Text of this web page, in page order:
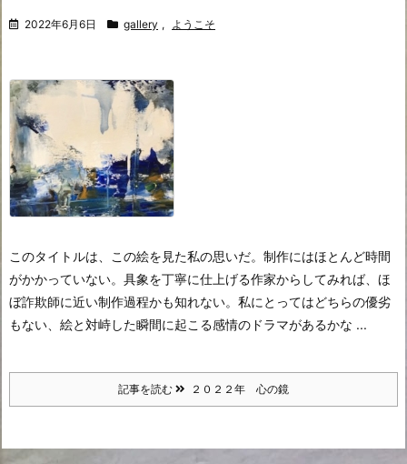
2022年6月6日 gallery , ようこそ
このタイトルは、この絵を見た私の思いだ。制作にはほとんど時間
がかかっていない。具象を丁寧に仕上げる作家からしてみれば、ほ
ぼ詐欺師に近い制作過程かも知れない。私にとってはどちらの優劣
もない、絵と対峙した瞬間に起こる感情のドラマがあるかな ...
記事を読む ２０２２年 心の鏡